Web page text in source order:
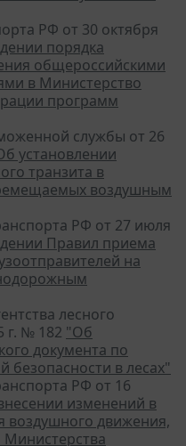
РФ от 30 октября
порядка
общероссийскими
в Министерство
программ
службы от 26
установлении
транзита в
воздушным
РФ от 27 июля
Правил приема
на
лесного
г. № 182 "Об
документа по
безопасности в лесах"
РФ от 16
изменений в
движения,